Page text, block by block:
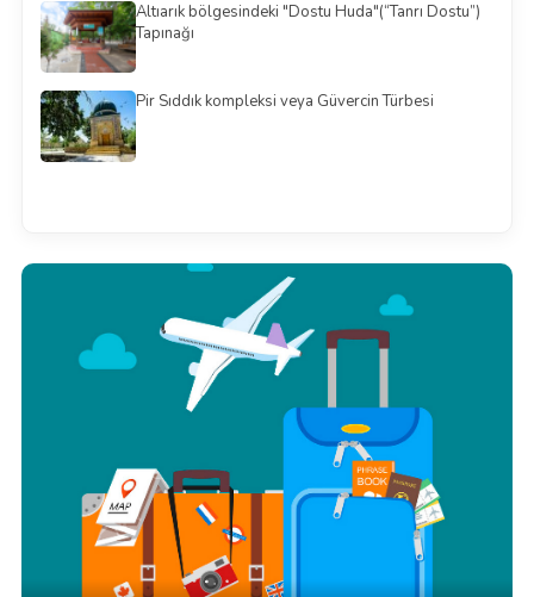
Altıarık bölgesindeki "Dostu Huda"(“Tanrı Dostu”)
Tapınağı
Pir Sıddık kompleksi veya Güvercin Türbesi